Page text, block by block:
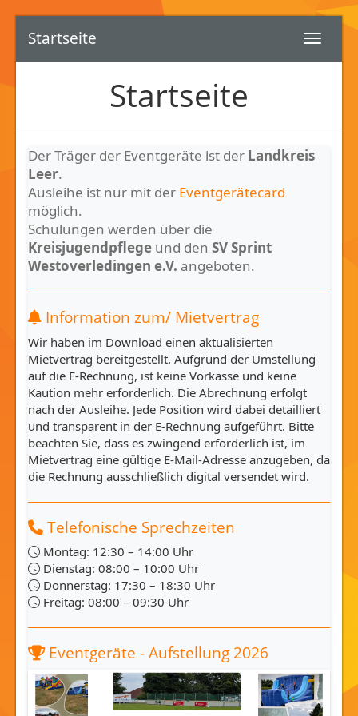
Startseite
Startseite
Der Träger der Eventgeräte ist der Landkreis
Leer.
Ausleihe ist nur mit der Eventgerätecard
möglich.
Schulungen werden über die
Kreisjugendpflege und den SV Sprint
Westoverledingen e.V. angeboten.
Information zum/ Mietvertrag
Wir haben im Download einen aktualisierten
Mietvertrag bereitgestellt. Aufgrund der Umstellung
auf die E-Rechnung, ist keine Vorkasse und keine
Kaution mehr erforderlich. Die Abrechnung erfolgt
nach der Ausleihe. Jede Position wird dabei detailliert
und transparent in der E-Rechnung aufgeführt. Bitte
beachten Sie, dass es zwingend erforderlich ist, im
Mietvertrag eine gültige E-Mail-Adresse anzugeben, da
die Rechnung ausschließlich digital versendet wird.
Telefonische Sprechzeiten
Montag: 12:30 – 14:00 Uhr
Dienstag: 08:00 – 10:00 Uhr
Donnerstag: 17:30 – 18:30 Uhr
Freitag: 08:00 – 09:30 Uhr
Eventgeräte - Aufstellung 2026